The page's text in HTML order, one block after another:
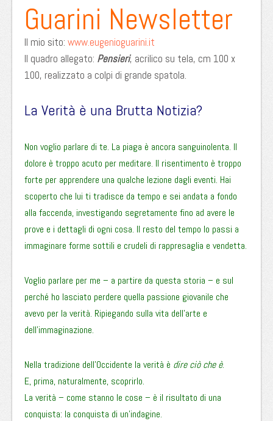
Guarini Newsletter
Il mio sito: www.eugenioguarini.it
Il quadro allegato: Pensieri, acrilico su tela, cm 100 x
100, realizzato a colpi di grande spatola.
La Verità è una Brutta Notizia?
Non voglio parlare di te. La piaga è ancora sanguinolenta. Il
dolore è troppo acuto per meditare. Il risentimento è troppo
forte per apprendere una qualche lezione dagli eventi. Hai
scoperto che lui ti tradisce da tempo e sei andata a fondo
alla faccenda, investigando segretamente fino ad avere le
prove e i dettagli di ogni cosa. Il resto del tempo lo passi a
immaginare forme sottili e crudeli di rappresaglia e vendetta.
Voglio parlare per me – a partire da questa storia – e sul
perché ho lasciato perdere quella passione giovanile che
avevo per la verità. Ripiegando sulla vita dell’arte e
dell’immaginazione.
Nella tradizione dell’Occidente la verità è dire ciò che è.
E, prima, naturalmente, scoprirlo.
La verità – come stanno le cose – è il risultato di una
conquista: la conquista di un’indagine.